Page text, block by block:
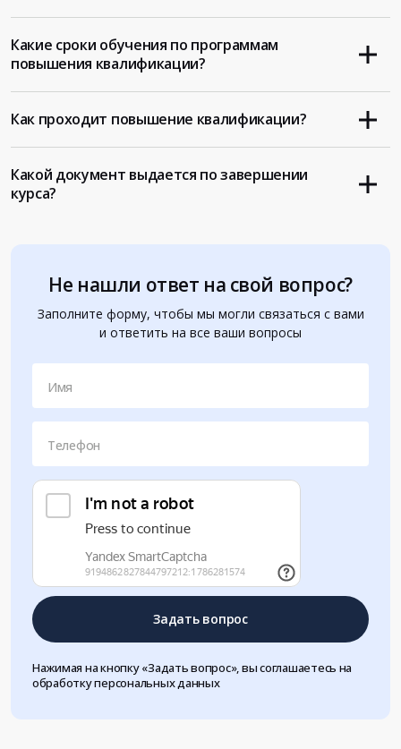
Не нашли ответ на свой вопрос?
Заполните форму, чтобы мы могли связаться с вами
и ответить на все ваши вопросы
Имя
Телефон
Задать вопрос
Нажимая на кнопку «Задать вопрос», вы соглашаетесь на
обработку персональных данных
Какие сроки обучения по программам
повышения квалификации?
Как проходит повышение квалификации?
Какой документ выдается по завершении
курса?